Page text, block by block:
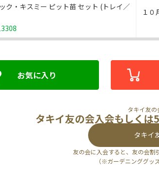
ク・キスミー ピット苗 セット (トレイ／
１
お気に入り
タキイ友の
タキイ友の会入会もしく
タキイ
友の会に入会すると、友の会割
（※ガーデニンググッ